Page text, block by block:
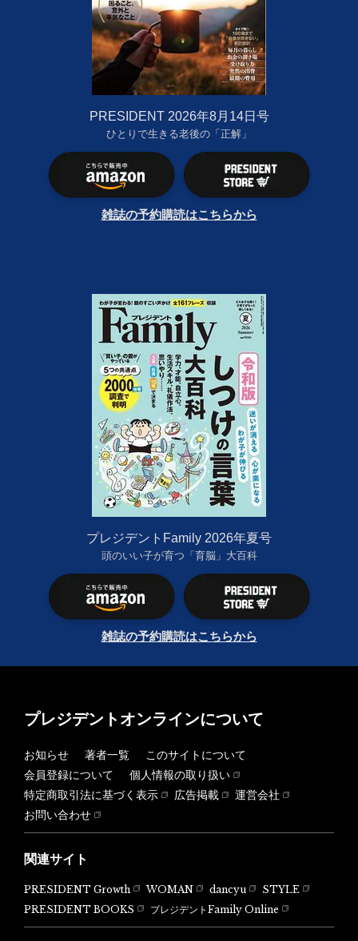
PRESIDENT 2026年8月14日号
ひとりで生きる老後の「正解」
雑誌の予約購読はこちらから
プレジデントFamily 2026年夏号
頭のいい子が育つ「育脳」大百科
雑誌の予約購読はこちらから
プレジデントオンラインについて
お知らせ 著者一覧
このサイトについて
会員登録について
個人情報の取り扱い
特定商取引法に基づく表示
広告掲載
運営会社
お問い合わせ
関連サイト
PRESIDENT Growth WOMAN dancyu
STYLE
PRESIDENT BOOKS
プレジデントFamily Online